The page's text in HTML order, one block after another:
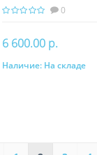
0
6 600.00 р.
В корзину
Наличие: На складе